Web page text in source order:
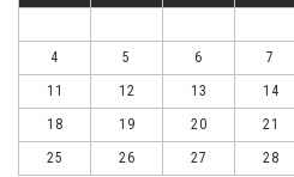
4
5 6 7
11
12 13 14
18
19 20 21
25
26 27 28